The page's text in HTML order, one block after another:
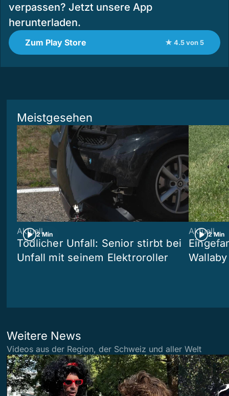
verpassen? Jetzt unsere App
herunterladen.
Zum Play Store ★ 4.5 von 5
Meistgesehen
2 Min
Aktuell
Tödlicher Unfall: Senior stirbt bei
Unfall mit seinem Elektroroller
2 Min
Aktuell
Weitere News
Videos aus der Region, der Schweiz und aller Welt